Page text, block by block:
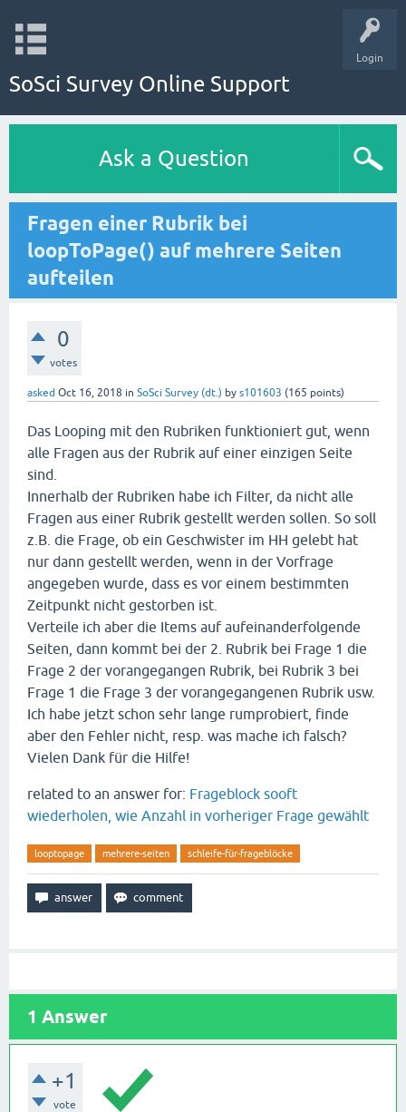
Login
SoSci Survey Online Support
Ask a Question
Fragen einer Rubrik bei
loopToPage() auf mehrere Seiten
aufteilen
0
votes
asked Oct 16, 2018 in SoSci Survey (dt.) by s101603 (165 points)
Das Looping mit den Rubriken funktioniert gut, wenn
alle Fragen aus der Rubrik auf einer einzigen Seite
sind.
Innerhalb der Rubriken habe ich Filter, da nicht alle
Fragen aus einer Rubrik gestellt werden sollen. So soll
z.B. die Frage, ob ein Geschwister im HH gelebt hat
nur dann gestellt werden, wenn in der Vorfrage
angegeben wurde, dass es vor einem bestimmten
Zeitpunkt nicht gestorben ist.
Verteile ich aber die Items auf aufeinanderfolgende
Seiten, dann kommt bei der 2. Rubrik bei Frage 1 die
Frage 2 der vorangegangen Rubrik, bei Rubrik 3 bei
Frage 1 die Frage 3 der vorangegangenen Rubrik usw.
Ich habe jetzt schon sehr lange rumprobiert, finde
aber den Fehler nicht, resp. was mache ich falsch?
Vielen Dank für die Hilfe!
related to an answer for: Frageblock sooft
wiederholen, wie Anzahl in vorheriger Frage gewählt
looptopage mehrere-seiten schleife-für-frageblöcke
1 Answer
+1
vote